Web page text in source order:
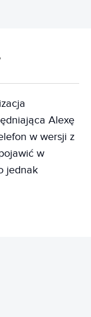
Alexę
w wersji z
w
jednak